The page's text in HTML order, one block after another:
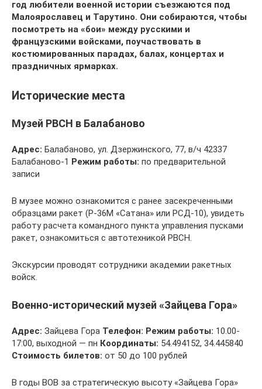
год любители военной истории съезжаются под
Малоярославец и Тарутино. Они собираются, чтобы
посмотреть на «бои» между русскими и
французскими войсками, поучаствовать в
костюмированных парадах, балах, концертах и
праздничных ярмарках.
Исторические места
Музей РВСН в Балабаново
Адрес: Балабаново, ул. Дзержинского, 77, в/ч 42337
Балабаново-1 Режим работы: по предварительной
записи
В музее можно ознакомится с ранее засекреченными
образцами ракет (Р-36М «Сатана» или РСД-10), увидеть
работу расчета командного пункта управления пусками
ракет, ознакомиться с автотехникой РВСН.
Экскурсии проводят сотрудники академии ракетных
войск.
Военно-исторический музей «Зайцева Гора»
Адрес: Зайцева Гора Телефон: Режим работы: 10.00-
17:00, выходной — пн Координаты: 54.494152, 34.445840
Стоимость билетов: от 50 до 100 рублей
В годы ВОВ за стратегическую высоту «Зайцева Гора»